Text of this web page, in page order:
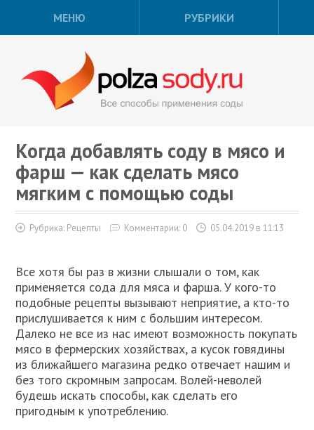
МЕНЮ РУБРИКИ
Когда добавлять соду в мясо и
фарш — как сделать мясо
мягким с помощью соды
Рубрика: Рецепты Комментарии: 0 05.04.2019 в 11:13
Все хотя бы раз в жизни слышали о том, как
применяется сода для мяса и фарша. У кого-то
подобные рецепты вызывают неприятие, а кто-то
прислушивается к ним с большим интересом.
Далеко не все из нас имеют возможность покупать
мясо в фермерских хозяйствах, а кусок говядины
из ближайшего магазина редко отвечает нашим и
без того скромным запросам. Волей-неволей
будешь искать способы, как сделать его
пригодным к употреблению.